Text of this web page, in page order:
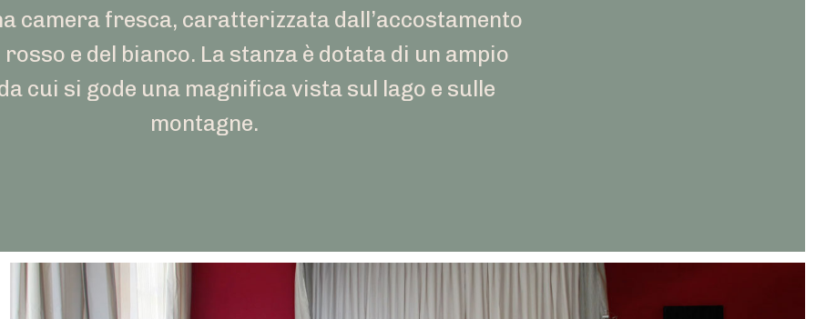
camera fresca, caratterizzata dall’accostamento
e del bianco. La stanza è dotata di un ampio
cui si gode una magnifica vista sul lago e sulle
montagne.